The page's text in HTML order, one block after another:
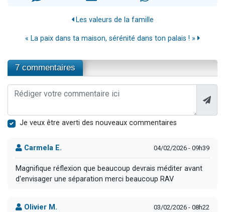
Les valeurs de la famille
« La paix dans ta maison, sérénité dans ton palais ! »
7 commentaires
Je veux être averti des nouveaux commentaires
Carmela E. 04/02/2026 - 09h39
Magnifique réflexion que beaucoup devrais méditer avant
d'envisager une séparation merci beaucoup RAV
Olivier M. 03/02/2026 - 08h22